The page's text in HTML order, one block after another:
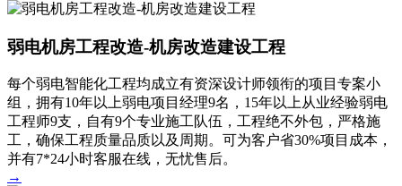
弱电机房工程改造-机房改造建设工程
每个弱电智能化工程均成立有资深设计师领衔的项目专案小
组，拥有10年以上弱电项目经理9名，15年以上从业经验弱电
工程师9支，自有9个专业施工队伍，工程绝不外包，严格施
工，确保工程质量品质以及周期。可为客户省30%项目成本，
并有7*24小时客服在线，无忧售后。
→